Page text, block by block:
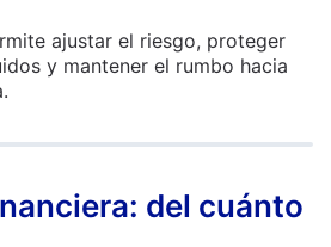
ajustar el riesgo, proteger
y mantener el rumbo hacia
del cuánto